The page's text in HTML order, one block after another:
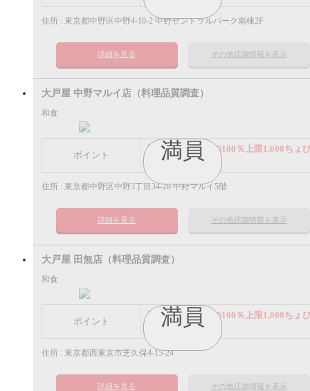
住所 : 東京都中野区中野4-10-2 中野セントラルパーク南棟2F
詳細を見る その他店舗情報を表示
満員
大戸屋 中野マルイ店（料理品質調査）
和食
ポイント
謝礼： 飲食代金の100％上限1,000ちょ
ポイント
住所 : 東京都中野区中野3丁目34-28 中野マルイ5階
詳細を見る その他店舗情報を表示
満員
大戸屋 田無店（料理品質調査）
和食
ポイント
謝礼： 飲食代金の100％上限1,000ちょ
ポイント
住所 : 東京都西東京市芝久保4-15-24
詳細を見る その他店舗情報を表示